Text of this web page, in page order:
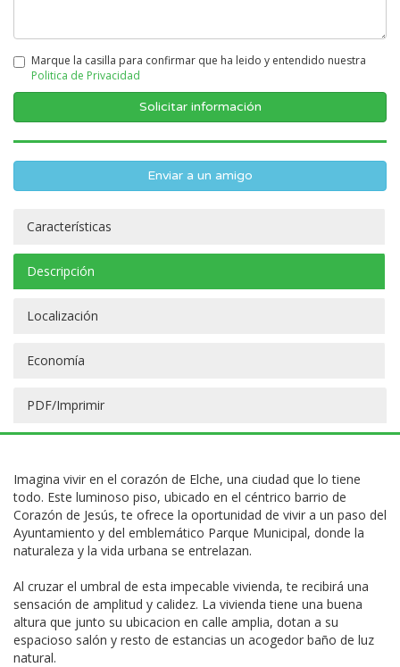
Marque la casilla para confirmar que ha leido y entendido nuestra
Politica de Privacidad
Enviar a un amigo
Características
Descripción
Localización
Economía
PDF/Imprimir
Imagina vivir en el corazón de Elche, una ciudad que lo tiene
todo. Este luminoso piso, ubicado en el céntrico barrio de
Corazón de Jesús, te ofrece la oportunidad de vivir a un paso del
Ayuntamiento y del emblemático Parque Municipal, donde la
naturaleza y la vida urbana se entrelazan.
Al cruzar el umbral de esta impecable vivienda, te recibirá una
sensación de amplitud y calidez. La vivienda tiene una buena
altura que junto su ubicacion en calle amplia, dotan a su
espacioso salón y resto de estancias un acogedor baño de luz
natural.